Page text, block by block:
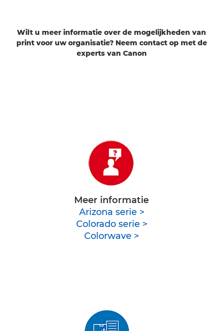
Wilt u meer informatie over de mogelijkheden van
print voor uw organisatie? Neem contact op met de
experts van Canon
Meer informatie
Arizona serie >
Colorado serie >
Colorwave >